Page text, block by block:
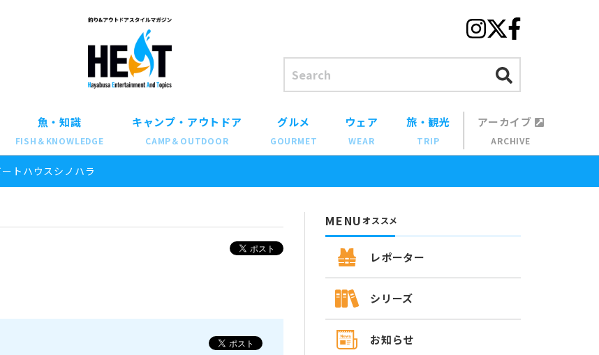
魚・知識
FISH＆KNOWLEDGE
キャンプ・アウトドア
CAMP＆OUTDOOR
グルメ
GOURMET
ウェア
WEAR
旅・観光
TRIP
アーカイブ
ARCHIVE
トハウスシノハラ
MENUオススメ
レポーター
シリーズ
お知らせ